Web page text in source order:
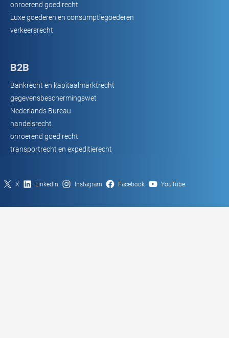
onroerend goed recht
Luxe goederen en consumptiegoederen
verkeersrecht
B2B
Bankrecht en kapitaalmarktrecht
gegevensbeschermingswet
Nederlands Bureau
handelsrecht
onroerend goed recht
transportrecht en expeditierecht
X LinkedIn Instagram Facebook YouTube